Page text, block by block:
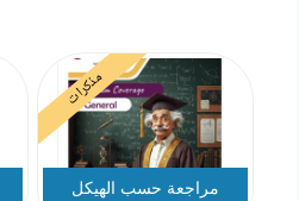
مذكرات
مراجعة حسب الهيكل